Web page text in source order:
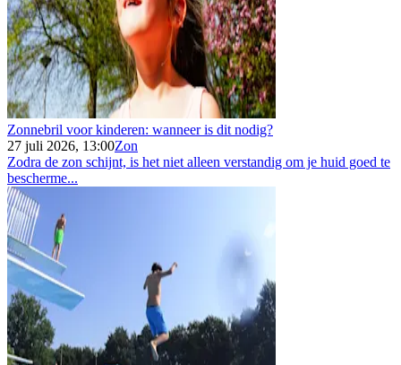
Zonnebril voor kinderen: wanneer is dit nodig?
27 juli 2026, 13:00Zon
Zodra de zon schijnt, is het niet alleen verstandig om je huid goed te
bescherme...